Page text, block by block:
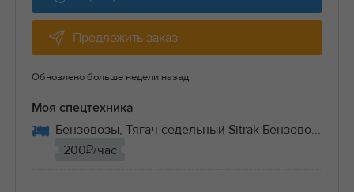
Предложить заказ
Обновлено больше недели назад
Моя спецтехника
Бензовозы, Тягач седельный Sitrak Бензово...
200₽/час